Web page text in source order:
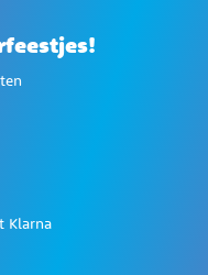
Klarna